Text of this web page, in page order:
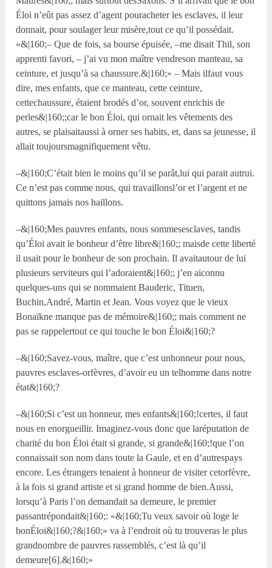
Éloi n’eût pas assez d’agent pouracheter les esclaves, il leur
donnait, pour soulager leur misère,tout ce qu’il possédait.
«&|160;– Que de fois, sa bourse épuisée, –me disait Thil, son
apprenti favori, – j’ai vu mon maître vendreson manteau, sa
ceinture, et jusqu’à sa chaussure.&|160;» – Mais ilfaut vous
dire, mes enfants, que ce manteau, cette ceinture,
cettechaussure, étaient brodés d’or, souvent enrichis de
perles&|160;;car le bon Éloi, qui ornait les vêtements des
autres, se plaisaitaussi à orner ses habits, et, dans sa jeunesse, il
allait toujoursmagnifiquement vêtu.
–&|160;C’était bien le moins qu’il se parât,lui qui parait autrui.
Ce n’est pas comme nous, qui travaillonsl’or et l’argent et ne
quittons jamais nos haillons.
–&|160;Mes pauvres enfants, nous sommesesclaves, tandis
qu’Éloi avait le bonheur d’être libre&|160;; maisde cette liberté
il usait pour le bonheur de son prochain. Il avaitautour de lui
plusieurs serviteurs qui l’adoraient&|160;; j’en aiconnu
quelques-uns qui se nommaient Bauderic, Tituen,
Buchin,André, Martin et Jean. Vous voyez que le vieux
Bonaïkne manque pas de mémoire&|160;; mais comment ne
pas se rappelertout ce qui touche le bon Éloi&|160;?
–&|160;Savez-vous, maître, que c’est unhonneur pour nous,
pauvres esclaves-orfèvres, d’avoir eu un telhomme dans notre
état&|160;?
–&|160;Si c’est un honneur, mes enfants&|160;!certes, il faut
nous en enorgueillir. Imaginez-vous donc que laréputation de
charité du bon Éloi était si grande, si grande&|160;!que l’on
connaissait son nom dans toute la Gaule, et en d’autrespays
encore. Les étrangers tenaient à honneur de visiter cetorfèvre,
à la fois si grand artiste et si grand homme de bien.Aussi,
lorsqu’à Paris l’on demandait sa demeure, le premier
passantrépondait&|160;: «&|160;Tu veux savoir où loge le
bonÉloi&|160;?&|160;» va à l’endroit où tu trouveras le plus
grandnombre de pauvres rassemblés, c’est là qu’il
demeure[6].&|160;»